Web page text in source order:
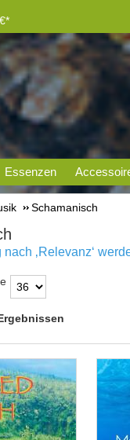
Essenzen
Schamanisch
‚Relevanz‘